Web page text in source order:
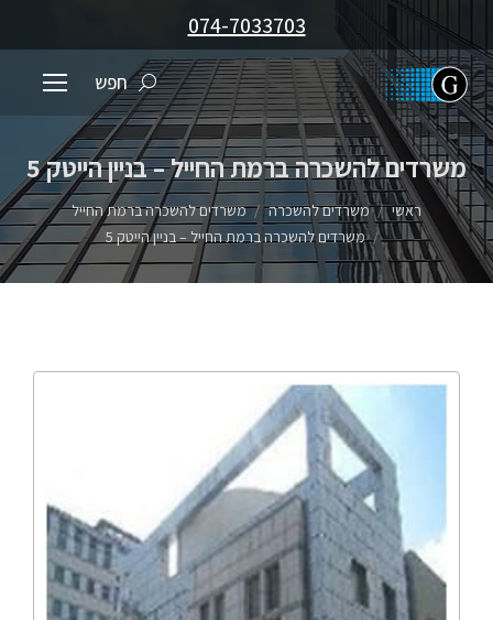
074-7033703
חפש
משרדים להשכרה ברמת החייל – בניין הייטק 5
You are here:
ראשי משרדים להשכרה
משרדים להשכרה ברמת החייל
משרדים להשכרה ברמת החייל – בניין הייטק 5